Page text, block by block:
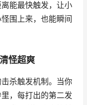
能最快触发，让小
围上来，也能瞬间
怪超爽
杀触发机制。当你
，每打出的第二发